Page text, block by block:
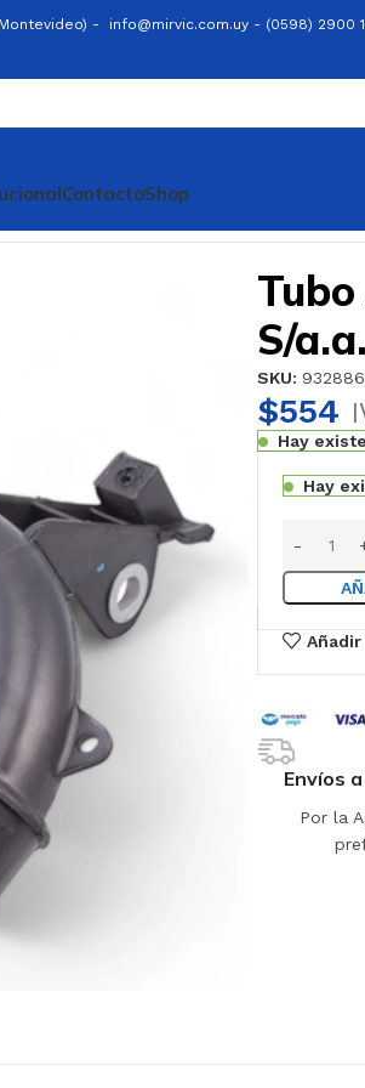
- info@mirvic.com.uy - (0598) 2900
ContactoShop
S/a.a.
SKU:
$554
Hay
Hay
Envíos
Por la